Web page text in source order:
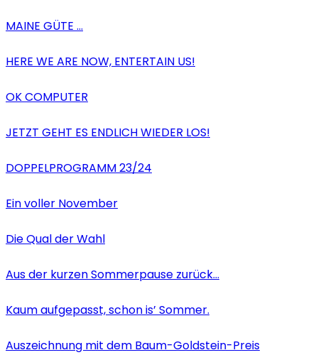
MAINE GÜTE …
HERE WE ARE NOW, ENTERTAIN US!
OK COMPUTER
JETZT GEHT ES ENDLICH WIEDER LOS!
DOPPELPROGRAMM 23/24
Ein voller November
Die Qual der Wahl
Aus der kurzen Sommerpause zurück…
Kaum aufgepasst, schon is’ Sommer.
Auszeichnung mit dem Baum-Goldstein-Preis